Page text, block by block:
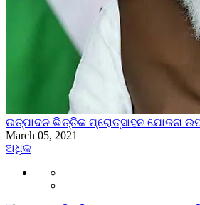
ଉତ୍ପାଦନ ଭିତ୍ତିକ ପ୍ରୋତ୍ସାହନ ଯୋଜନା
March 05, 2021
ଅଧିକ